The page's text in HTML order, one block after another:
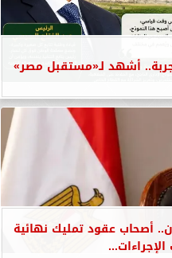
أشهد لـ«مستقبل مصر»
أصحاب عقود تمليك نهائية